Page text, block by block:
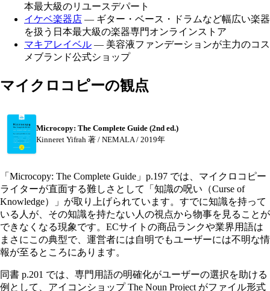
本最大級のリユースデパート
イケベ楽器店 — ギター・ベース・ドラムなど幅広い楽器
を扱う日本最大級の楽器専門オンラインストア
マキアレイベル — 美容液ファンデーションが主力のコス
メブランド公式ショップ
マイクロコピーの観点
Microcopy: The Complete Guide (2nd ed.)
Kinneret Yifrah 著 / NEMALA / 2019年
「Microcopy: The Complete Guide」p.197 では、マイクロコピー
ライターが直面する難しさとして「知識の呪い（Curse of
Knowledge）」が取り上げられています。すでに知識を持って
いる人が、その知識を持たない人の視点から物事を見ることが
できなくなる現象です。ECサイトの商品ランクや業界用語は
まさにこの典型で、運営者には自明でもユーザーには不明な情
報が至るところにあります。
同書 p.201 では、専門用語の明確化がユーザーの選択を助ける
例として、アイコンショップ The Noun Project がファイル形式